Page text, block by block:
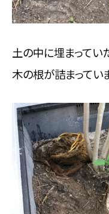
土の中に埋まってい
木の根が詰まって